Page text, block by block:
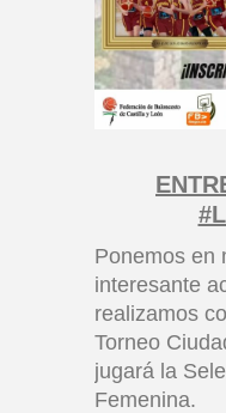
Ponemos en
interesante
realizamos
Torneo
jugará la
Femenina.